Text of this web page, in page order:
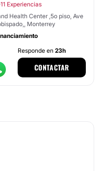
11 Experiencias
Health Center ,5o piso, Ave
Monterrey
Responde en 23h
CONTACTAR